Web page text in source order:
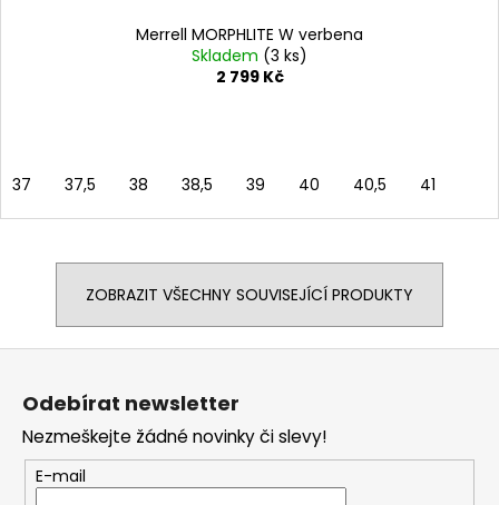
Merrell MORPHLITE W verbena
Skladem (3 ks)
2 799 Kč
37 37,5 38 38,5 39 40 40,5 41
ZOBRAZIT VŠECHNY SOUVISEJÍCÍ PRODUKTY
Odebírat newsletter
Nezmeškejte žádné novinky či slevy!
E-mail